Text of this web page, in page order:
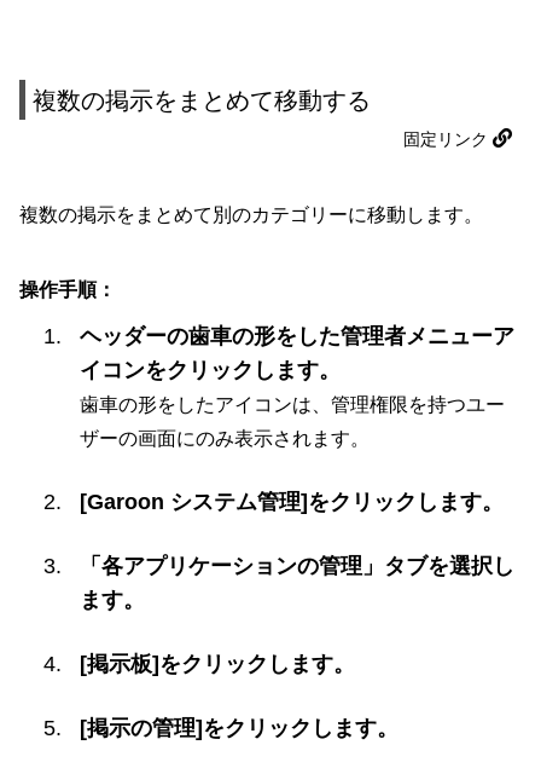
複数の掲示をまとめて移動する
固定リンク
複数の掲示をまとめて別のカテゴリーに移動します。
操作手順：
ヘッダーの歯車の形をした管理者メニューア
イコンをクリックします。
歯車の形をしたアイコンは、管理権限を持つユー
ザーの画面にのみ表示されます。
[Garoon システム管理]をクリックします。
「各アプリケーションの管理」タブを選択し
ます。
[掲示板]をクリックします。
[掲示の管理]をクリックします。